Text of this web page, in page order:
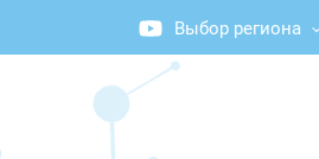
Выбор региона